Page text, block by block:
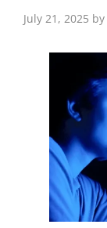
July 21, 2025 by